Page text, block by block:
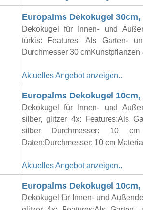
Europalms Dekokugel
Dekokugel für Innen- und
türkis: Features: Als Garten-
Durchmesser 30
Aktuelles Angebot anzeigen..
Europalms Dekokugel
Dekokugel für Innen- und
silber, glitzer 4x: Features:Als
silber Durchmesser: 10
Daten:Durchmesser: 10 cm
Aktuelles Angebot anzeigen..
Europalms Dekokugel
Dekokugel für Innen- und